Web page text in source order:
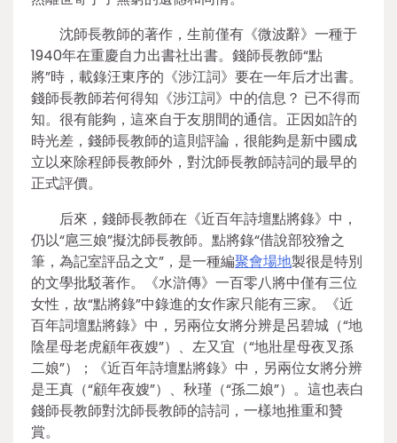
沈師長教師的著作，生前僅有《微波辭》一種于
1940年在重慶自力出書社出書。錢師長教師“點
將”時，載錄汪東序的《涉江詞》要在一年后才出書。
錢師長教師若何得知《涉江詞》中的信息？ 已不得而
知。很有能夠，這來自于友朋間的通信。正因如許的
時光差，錢師長教師的這則評論，很能夠是新中國成
立以來除程師長教師外，對沈師長教師詩詞的最早的
正式評價。
后來，錢師長教師在《近百年詩壇點將錄》中，
仍以“扈三娘”擬沈師長教師。點將錄“借說部狡獪之
筆，為記室評品之文”，是一種編聚會場地製很是特別
的文學批駁著作。《水滸傳》一百零八將中僅有三位
女性，故“點將錄”中錄進的女作家只能有三家。《近
百年詞壇點將錄》中，另兩位女將分辨是呂碧城（“地
陰星母老虎顧年夜嫂”）、左又宜（“地壯星母夜叉孫
二娘”）；《近百年詩壇點將錄》中，另兩位女將分辨
是王真（“顧年夜嫂”）、秋瑾（“孫二娘”）。這也表白
錢師長教師對沈師長教師的詩詞，一樣地推重和贊
賞。